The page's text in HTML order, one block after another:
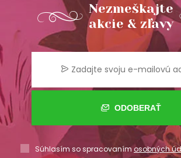
Nezmeškajte
akcie & zľavy
ODOBERAŤ
Súhlasím so spracovaním osobných